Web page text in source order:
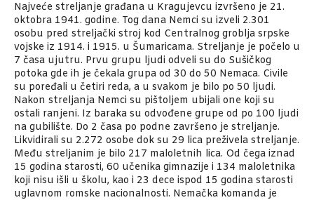
Najveće streljanje građana u Kragujevcu izvršeno je 21.
oktobra 1941. godine. Tog dana Nemci su izveli 2.301
osobu pred streljački stroj kod Centralnog groblja srpske
vojske iz 1914. i 1915. u Šumaricama. Streljanje je počelo u
7 časa ujutru. Prvu grupu ljudi odveli su do Sušičkog
potoka gde ih je čekala grupa od 30 do 50 Nemaca. Civile
su poređali u četiri reda, a u svakom je bilo po 50 ljudi.
Nakon streljanja Nemci su pištoljem ubijali one koji su
ostali ranjeni. Iz baraka su odvođene grupe od po 100 ljudi
na gubilište. Do 2 časa po podne završeno je streljanje.
Likvidirali su 2.272 osobe dok su 29 lica preživela streljanje.
Među streljanim je bilo 217 maloletnih lica. Od čega iznad
15 godina starosti, 60 učenika gimnazije i 134 maloletnika
koji nisu išli u školu, kao i 23 dece ispod 15 godina starosti
uglavnom romske nacionalnosti. Nemačka komanda je